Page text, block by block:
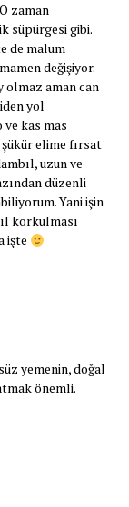
zaman
süpürgesi gibi.
de malum
değişiyor.
olmaz aman can
yol
kas mas
elime fırsat
uzun ve
düzenli
Yani işin
korkulması
işte
yemenin, doğal
önemli.